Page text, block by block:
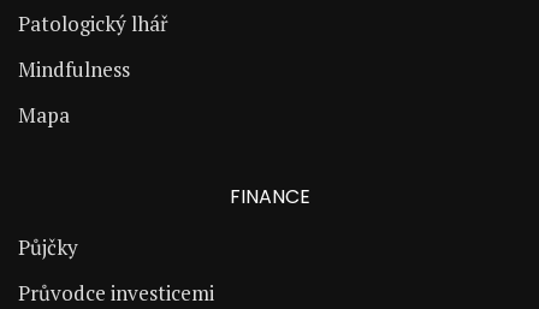
Patologický lhář
Mindfulness
Mapa
FINANCE
Půjčky
Průvodce investicemi